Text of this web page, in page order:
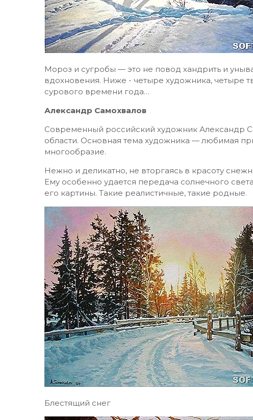
Мороз и сугробы — это не повод хандрить и
вдохновения. Ниже - четыре художника, четыре
сурового времени года…
Александр Самохвалов
Современный российский художник Александр
области. Основная тема художника — любимая
многообразие.
Нежно и деликатно, не вторгаясь в красоту
Ему особенно удается передача солнечного
его картины. Такие реалистичные, такие родные.
Блестящий снег